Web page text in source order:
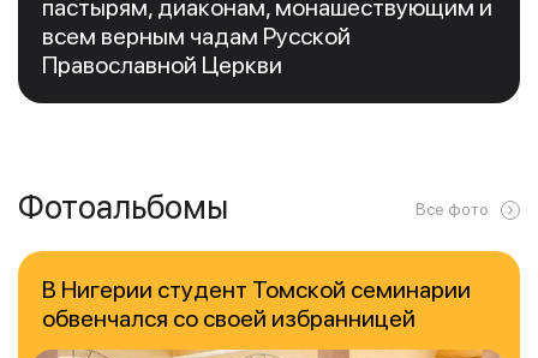
пастырям, диаконам, монашествующим и
всем верным чадам Русской
Православной Церкви
Фотоальбомы Все фото
В Нигерии студент Томской семинарии
обвенчался со своей избранницей